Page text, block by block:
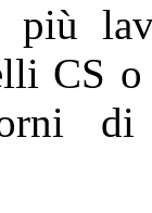
CS